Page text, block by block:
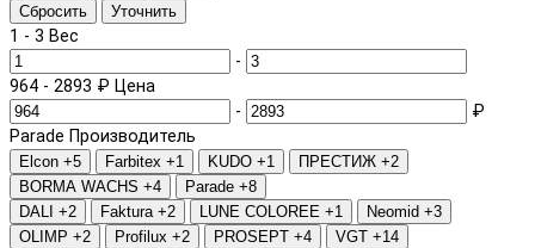
Сбросить
Уточнить
1 - 3 Вес
-
964 - 2893 ₽ Цена
-
₽
Parade Производитель
Elcon +5 Farbitex +1 KUDO +1 ПРЕСТИЖ +2
BORMA WACHS +4 Parade +8
DALI
+2 Faktura +2 LUNE COLOREE +1 Neomid +3
OLIMP +2 Profilux +2 PROSEPT +4 VGT +14